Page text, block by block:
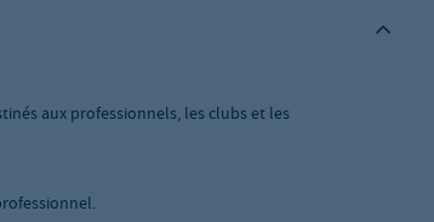
aux professionnels, les clubs et les